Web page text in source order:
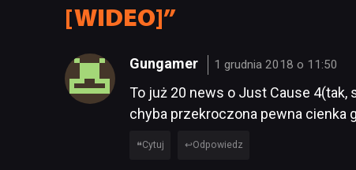
[WIDEO]”
Gungamer 1 grudnia 2018 o 11:50
To już 20 news o Just Cause 4(tak,
chyba przekroczona pewna cienka
Cytuj Odpowiedz